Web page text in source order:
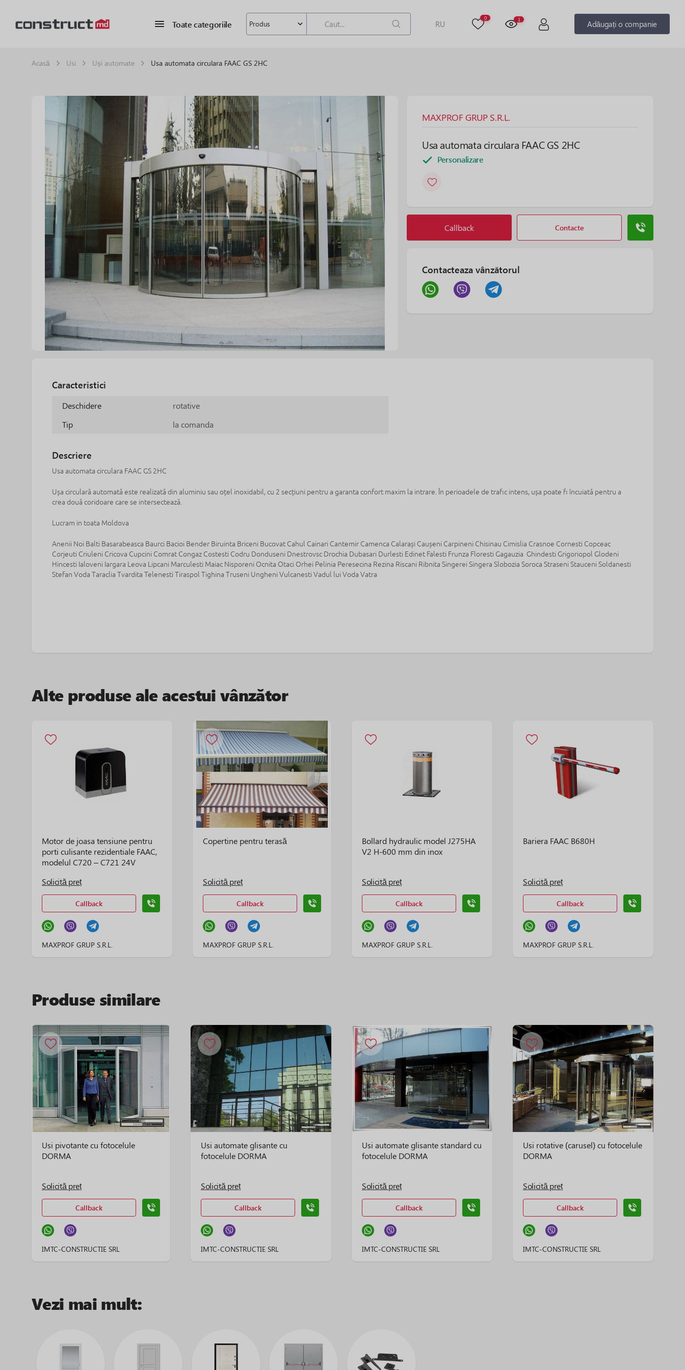
Toate categoriile Produs RU
0 1 Adăugați o companie
Acasă Usi Uși automate Usa automata circulara FAAC GS 2HC
MAXPROF GRUP S.R.L.
Usa automata circulara FAAC GS 2HC
Personalizare
Callback Contacte
Contacteaza vânzătorul
Caracteristici
Deschidere
rotative
Tip
la comanda
Descriere
Usa automata circulara FAAC GS 2HC
Ușa circulară automată este realizată din aluminiu sau oțel inoxidabil, cu 2 secțiuni pentru a garanta confort maxim la intrare. În perioadele de trafic intens, ușa poate fi încuiată pentru a
crea două coridoare care se intersectează.
Lucram in toata Moldova
Anenii Noi Balti Basarabeasca Baurci Bacioi Bender Biruinta Briceni Bucovat Cahul Cainari Cantemir Camenca Calarași Caușeni Carpineni Chisinau Cimislia Crasnoe Cornesti Copceac
Corjeuti Criuleni Cricova Cupcini Comrat Congaz Costesti Codru Donduseni Dnestrovsc Drochia Dubasari Durlesti Edinet Falesti Frunza Floresti Gagauzia Ghindesti Grigoriopol Glodeni
Hincesti Ialoveni Iargara Leova Lipcani Marculesti Maiac Nisporeni Ocnita Otaci Orhei Pelinia Peresecina Rezina Riscani Ribnita Singerei Singera Slobozia Soroca Straseni Stauceni Soldanesti
Stefan Voda Taraclia Tvardita Telenesti Tiraspol Tighina Truseni Ungheni Vulcanesti Vadul lui Voda Vatra
Alte produse ale acestui vânzător
Motor de joasa tensiune pentru
porti culisante rezidentiale FAAC,
modelul C720 – C721 24V
Solicită preț
Callback
MAXPROF GRUP S.R.L.
Copertine pentru terasă
Solicită preț
Callback
MAXPROF GRUP S.R.L.
Bollard hydraulic model J275HA
V2 H-600 mm din inox
Solicită preț
Callback
MAXPROF GRUP S.R.L.
Bariera FAAC B680H
Solicită preț
Callback
MAXPROF GRUP S.R.L.
Produse similare
Usi pivotante cu fotocelule
DORMA
Solicită preț
Callback
IMTC-CONSTRUCTIE SRL
Usi automate glisante cu
fotocelule DORMA
Solicită preț
Callback
IMTC-CONSTRUCTIE SRL
Usi automate glisante standard cu
fotocelule DORMA
Solicită preț
Callback
IMTC-CONSTRUCTIE SRL
Usi rotative (carusel) cu fotocelule
DORMA
Solicită preț
Callback
IMTC-CONSTRUCTIE SRL
Vezi mai mult: